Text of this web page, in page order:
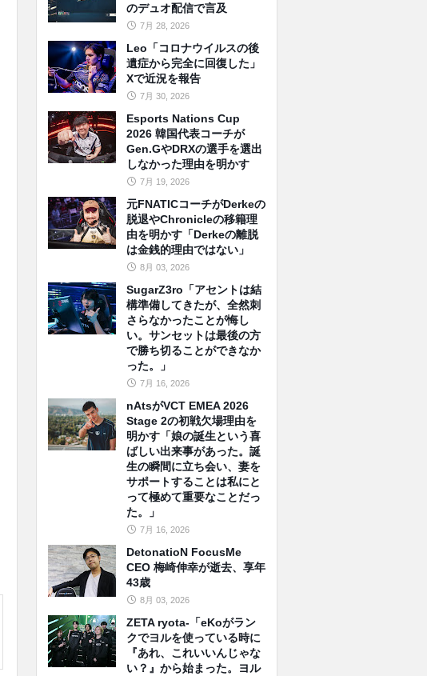
のデュオ配信で言及
7月 28, 2026
Leo「コロナウイルスの後
遺症から完全に回復した」
Xで近況を報告
7月 30, 2026
Esports Nations Cup
2026 韓国代表コーチが
Gen.GやDRXの選手を選出
しなかった理由を明かす
7月 19, 2026
元FNATICコーチがDerkeの
脱退やChronicleの移籍理
由を明かす「Derkeの離脱
は金銭的理由ではない」
8月 03, 2026
SugarZ3ro「アセントは結
構準備してきたが、全然刺
さらなかったことが悔し
い。サンセットは最後の方
で勝ち切ることができなか
った。」
7月 16, 2026
nAtsがVCT EMEA 2026
Stage 2の初戦欠場理由を
明かす「娘の誕生という喜
ばしい出来事があった。誕
生の瞬間に立ち会い、妻を
サポートすることは私にと
って極めて重要なことだっ
た。」
7月 16, 2026
DetonatioN FocusMe
CEO 梅崎伸幸が逝去、享年
43歳
8月 03, 2026
ZETA ryota-「eKoがラン
クでヨルを使っている時に
『あれ、これいいんじゃな
い？』から始まった。ヨル